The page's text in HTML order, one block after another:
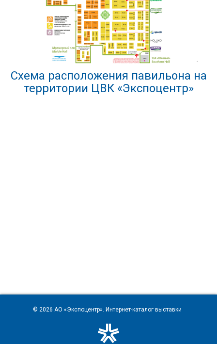
Схема расположения павильона на
территории ЦВК «Экспоцентр»
© 2026 АО «Экспоцентр». Интернет-каталог выставки